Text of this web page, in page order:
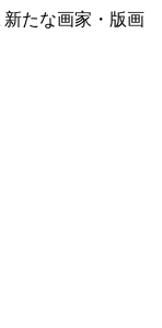
たな画家・版画